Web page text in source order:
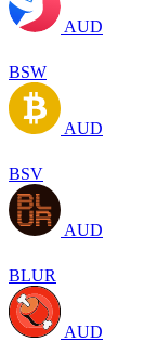
AUD
BSW
AUD
BSV
AUD
BLUR
AUD